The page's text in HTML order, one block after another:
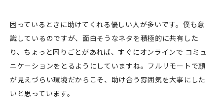
困っているときに助けてくれる優しい人が多いです。僕も意
識しているのですが、面白そうなネタを積極的に共有した
り、ちょっと困りごとがあれば、すぐにオンラインで コミュ
ニケーションをとるようにしていますね。フルリモートで顔
が見えづらい環境だからこそ、助け合う雰囲気を大事にした
いと思っています。